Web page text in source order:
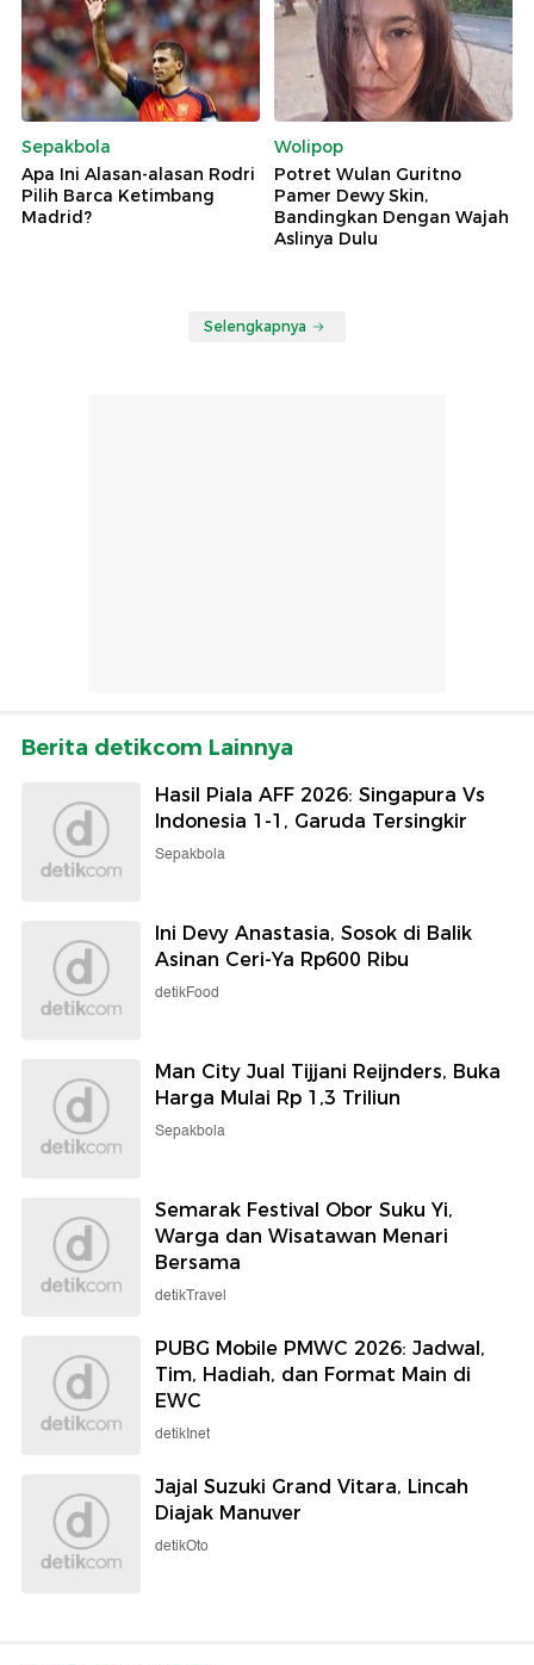
Sepakbola
Apa Ini Alasan-alasan Rodri
Pilih Barca Ketimbang
Madrid?
Wolipop
Potret Wulan Guritno
Pamer Dewy Skin,
Bandingkan Dengan Wajah
Aslinya Dulu
Selengkapnya
Berita detikcom Lainnya
Hasil Piala AFF 2026: Singapura Vs
Indonesia 1-1, Garuda Tersingkir
Sepakbola
Ini Devy Anastasia, Sosok di Balik
Asinan Ceri-Ya Rp600 Ribu
detikFood
Man City Jual Tijjani Reijnders, Buka
Harga Mulai Rp 1,3 Triliun
Sepakbola
Semarak Festival Obor Suku Yi,
Warga dan Wisatawan Menari
Bersama
detikTravel
PUBG Mobile PMWC 2026: Jadwal,
Tim, Hadiah, dan Format Main di
EWC
detikInet
Jajal Suzuki Grand Vitara, Lincah
Diajak Manuver
detikOto